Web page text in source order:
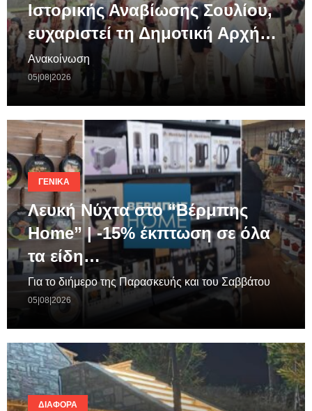
Ιστορικής Αναβίωσης Σουλίου,
ευχαριστεί τη Δημοτική Αρχή…
Ανακοίνωση
05|08|2026
ΓΕΝΙΚΆ
Λευκή Νύχτα στο “Βέρμπης
Home” | -15% έκπτωση σε όλα
τα είδη…
Για το διήμερο της Παρασκευής και του Σαββάτου
05|08|2026
ΔΙΆΦΟΡΑ